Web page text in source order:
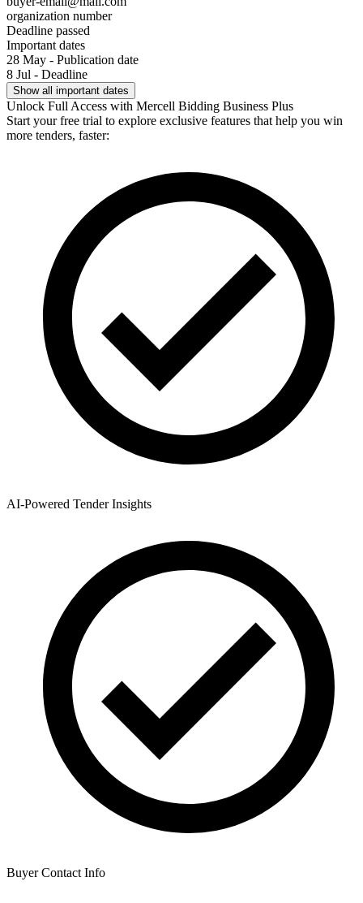
organization number
Deadline passed
Important dates
28 May - Publication date
8 Jul - Deadline
Show all important dates
Unlock Full Access with Mercell Bidding Business Plus
Start your free trial to explore exclusive features that help you win
more tenders, faster:
AI-Powered Tender Insights
Buyer Contact Info